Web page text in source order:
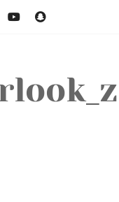
InstagramYouTube